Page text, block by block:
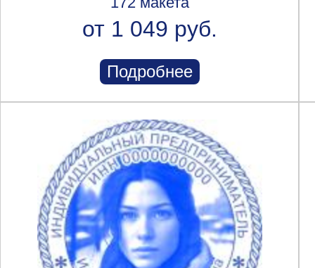
от 1 049 руб.
Подробнее